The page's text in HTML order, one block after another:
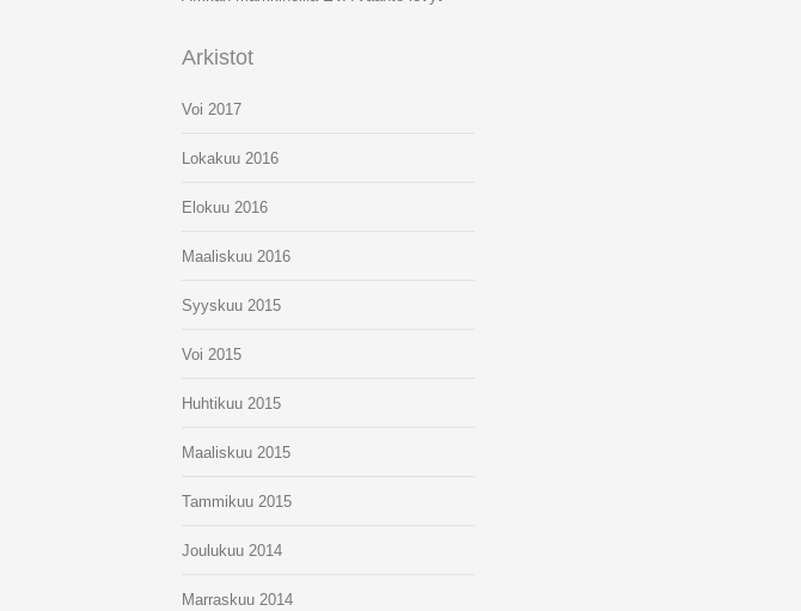
Arkistot
Voi 2017
Lokakuu 2016
Elokuu 2016
Maaliskuu 2016
Syyskuu 2015
Voi 2015
Huhtikuu 2015
Maaliskuu 2015
Tammikuu 2015
Joulukuu 2014
Marraskuu 2014